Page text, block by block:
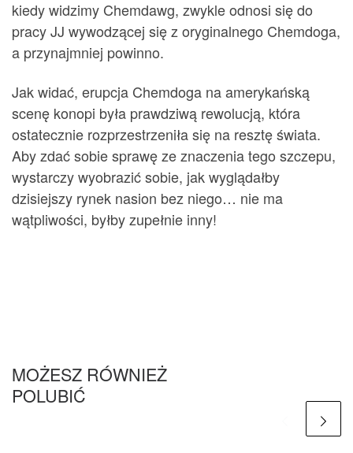
kiedy widzimy Chemdawg, zwykle odnosi się do
pracy JJ wywodzącej się z oryginalnego Chemdoga,
a przynajmniej powinno.
Jak widać, erupcja Chemdoga na amerykańską
scenę konopi była prawdziwą rewolucją, która
ostatecznie rozprzestrzeniła się na resztę świata.
Aby zdać sobie sprawę ze znaczenia tego szczepu,
wystarczy wyobrazić sobie, jak wyglądałby
dzisiejszy rynek nasion bez niego… nie ma
wątpliwości, byłby zupełnie inny!
MOŻESZ RÓWNIEŻ
POLUBIĆ